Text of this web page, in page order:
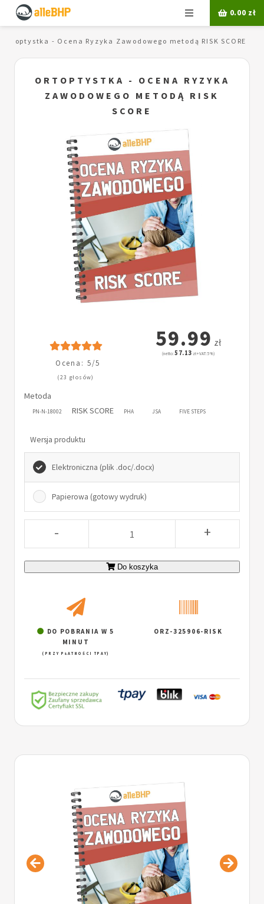
Menu 0.00 zł
Ortoptystka - Ocena Ryzyka Zawodowego metodą RISK SCORE
ORTOPTYSTKA - OCENA RYZYKA
ZAWODOWEGO METODĄ RISK
SCORE
Ocena: 5/5
(23 głosów)
59.99 zł
(netto:57.13 zł + VAT: 5%)
Metoda
PN-N-18002 RISK SCORE PHA JSA FIVE STEPS
Wersja produktu
Elektroniczna (plik .doc/.docx)
Papierowa (gotowy wydruk)
- +
Do koszyka
DO POBRANIA W 5
MINUT
(PRZY PŁATNOŚCI TPAY)
ORZ-325906-RISK